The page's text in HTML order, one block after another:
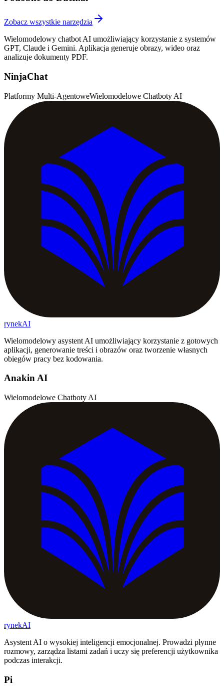
Zobacz wszystkie narzędzia
Wielomodelowy chatbot AI umożliwiający korzystanie z systemów
GPT, Claude i Gemini. Aplikacja generuje obrazy, wideo oraz
analizuje dokumenty PDF.
NinjaChat
Platformy Multi-AgentoweWielomodelowe Chatboty AI
rynekAI
Wielomodelowy asystent AI umożliwiający korzystanie z gotowych
aplikacji, generowanie treści i obrazów oraz tworzenie własnych
obiegów pracy bez kodowania.
Anakin AI
Wielomodelowe Chatboty AI
rynekAI
Asystent AI o wysokiej inteligencji emocjonalnej. Prowadzi płynne
rozmowy, zarządza listami zadań i uczy się preferencji użytkownika
podczas interakcji.
Pi